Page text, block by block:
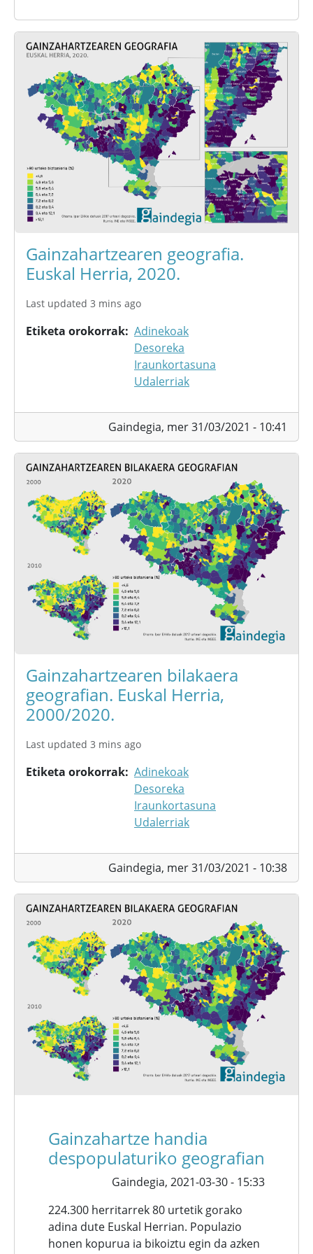
Gainzahartzearen geografia.
Euskal Herria, 2020.
Last updated 3 mins ago
Etiketa orokorrak Adinekoak
Desoreka
Iraunkortasuna
Udalerriak
Gaindegia, mer 31/03/2021 - 10:41
Gainzahartzearen bilakaera
geografian. Euskal Herria,
2000/2020.
Last updated 3 mins ago
Etiketa orokorrak Adinekoak
Desoreka
Iraunkortasuna
Udalerriak
Gaindegia, mer 31/03/2021 - 10:38
Gainzahartze handia
despopulaturiko geografian
Gaindegia, 2021-03-30 - 15:33
224.300 herritarrek 80 urtetik gorako
adina dute Euskal Herrian. Populazio
honen kopurua ia bikoiztu egin da azken